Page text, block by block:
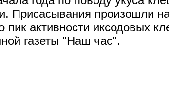
Присасывания произошли
активности иксодовых
газеты "Наш час".